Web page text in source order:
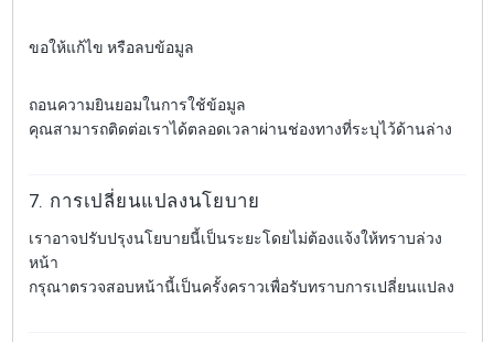
ขอให้แก้ไข หรือลบข้อมูล
ถอนความยินยอมในการใช้ข้อมูล
คุณสามารถติดต่อเราได้ตลอดเวลาผ่านช่องทางที่ระบุไว้ด้านล่าง
7. การเปลี่ยนแปลงนโยบาย
เราอาจปรับปรุงนโยบายนี้เป็นระยะโดยไม่ต้องแจ้งให้ทราบล่วง
หน้า
กรุณาตรวจสอบหน้านี้เป็นครั้งคราวเพื่อรับทราบการเปลี่ยนแปลง